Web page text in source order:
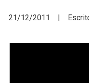
21/12/2011 | Escrito